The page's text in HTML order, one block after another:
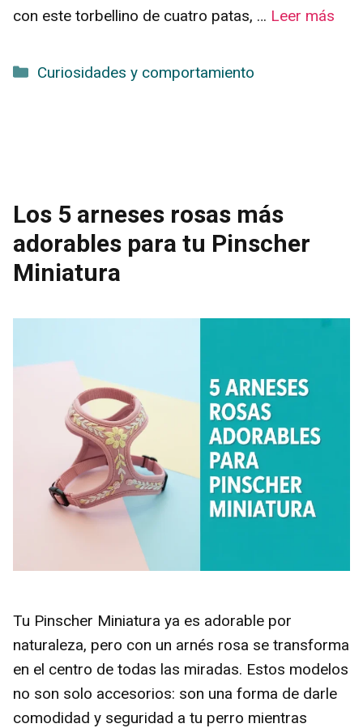
con este torbellino de cuatro patas, … Leer más
Categorías
Curiosidades y comportamiento
Los 5 arneses rosas más
adorables para tu Pinscher
Miniatura
Tu Pinscher Miniatura ya es adorable por
naturaleza, pero con un arnés rosa se transforma
en el centro de todas las miradas. Estos modelos
no son solo accesorios: son una forma de darle
comodidad y seguridad a tu perro mientras